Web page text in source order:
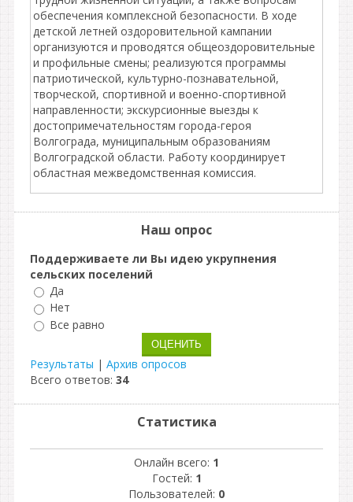
обеспечения комплексной безопасности. В ходе
детской летней оздоровительной кампании
организуются и проводятся общеоздоровительные
и профильные смены; реализуются программы
патриотической, культурно-познавательной,
творческой, спортивной и военно-спортивной
направленности; экскурсионные выезды к
достопримечательностям города-героя
Волгограда, муниципальным образованиям
Волгоградской области. Работу координирует
областная межведомственная комиссия.
Наш опрос
Поддерживаете ли Вы идею укрупнения
сельских поселений
Да
Нет
Все равно
Результаты | Архив опросов
Всего ответов: 34
Статистика
Онлайн всего: 1
Гостей: 1
Пользователей: 0